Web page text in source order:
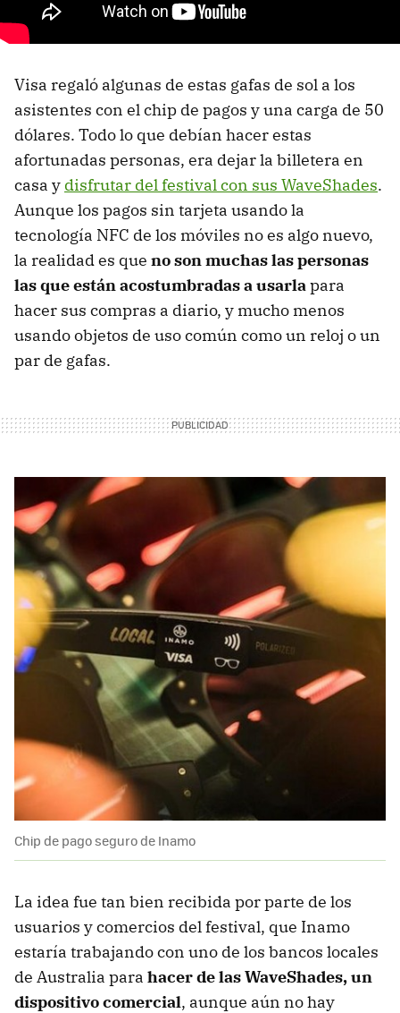
Visa regaló algunas de estas gafas de sol a los
asistentes con el chip de pagos y una carga de 50
dólares. Todo lo que debían hacer estas
afortunadas personas, era dejar la billetera en
casa y disfrutar del festival con sus WaveShades.
Aunque los pagos sin tarjeta usando la
tecnología NFC de los móviles no es algo nuevo,
la realidad es que no son muchas las personas
las que están acostumbradas a usarlapara
hacer sus compras a diario, y mucho menos
usando objetos de uso común como un reloj o un
par de gafas.
Chip de pago seguro de Inamo
La idea fue tan bien recibida por parte de los
usuarios y comercios del festival, que Inamo
estaría trabajando con uno de los bancos locales
de Australia para hacer de las WaveShades, un
dispositivo comercial, aunque aún no hay